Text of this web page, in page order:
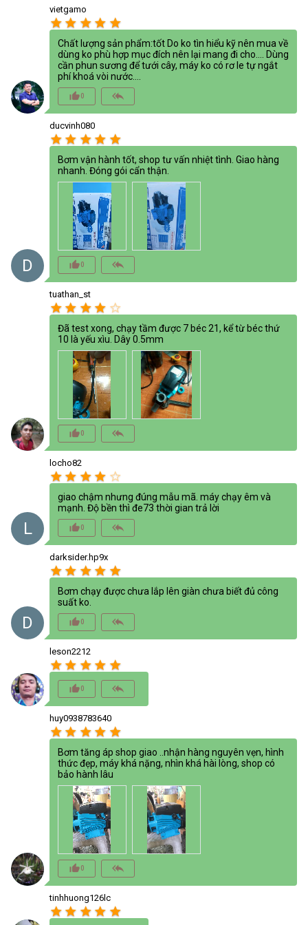
vietgamo
star star star star star
Chất lượng sản phẩm:tốt Do ko tìn hiểu kỹ nên mua về
dùng ko phù hợp mục đích nên lại mang đi cho…. Dùng
cần phun sương để tưới cây, máy ko có rơ le tự ngắt
phí khoá vòi nước….
thumb_up_alt0 reply_all
D
ducvinh080
star star star star star
Bơm vận hành tốt, shop tư vấn nhiệt tình. Giao hàng
nhanh. Đóng gói cẩn thận.
thumb_up_alt0 reply_all
tuathan_st
star star star star star_border
Đã test xong, chạy tầm được 7 béc 21, kể từ béc thứ
10 là yếu xìu. Dây 0.5mm
thumb_up_alt0 reply_all
L
locho82
star star star star star_border
giao chậm nhưng đúng mẫu mã. máy chạy êm và
mạnh. Độ bền thì đe73 thời gian trả lời
thumb_up_alt0 reply_all
D
darksider.hp9x
star star star star star
Bơm chạy được chưa lắp lên giàn chưa biết đủ công
suất ko.
thumb_up_alt0 reply_all
leson2212
star star star star star
thumb_up_alt0 reply_all
huy0938783640
star star star star star
Bơm tăng áp shop giao ..nhận hàng nguyên vẹn, hình
thức đẹp, máy khá nặng, nhìn khá hài lòng, shop có
bảo hành lâu
thumb_up_alt0 reply_all
tinhhuong126lc
star star star star star